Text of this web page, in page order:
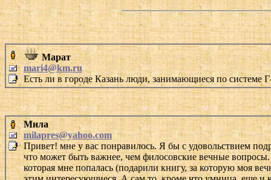
Марат
mari4@km.ru
Есть ли в городе Казань люди, занимающиеся по системе
Мила
milapres@yahoo.com
Привет! мне у вас понравилось. Я бы с удовольствием
что может быть важнее, чем филосовские вечные
которая мне попалась (подарили книгу, за которую моя